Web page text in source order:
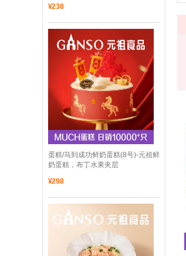
¥238
蛋糕/马到成功鲜奶蛋糕(8号)-元祖鲜
奶蛋糕，布丁水果夹层
¥298